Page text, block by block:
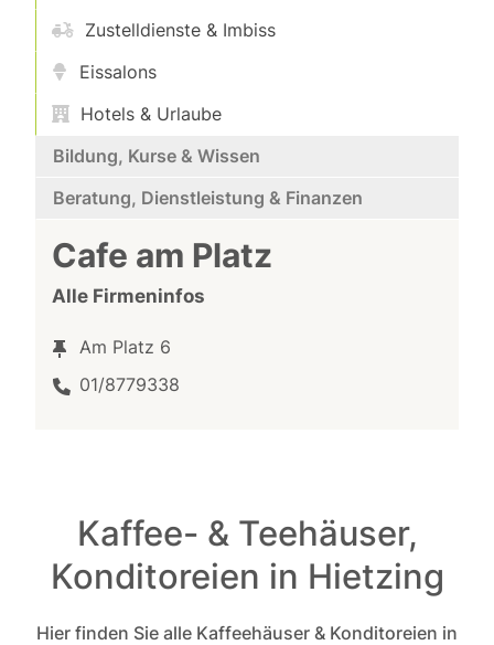
Zustelldienste & Imbiss
Eissalons
Hotels & Urlaube
Bildung, Kurse & Wissen
Beratung, Dienstleistung & Finanzen
Cafe am Platz
Alle Firmeninfos
Am Platz 6
01/8779338
Kaffee- & Teehäuser,
Konditoreien in Hietzing
Hier finden Sie alle Kaffeehäuser & Konditoreien in